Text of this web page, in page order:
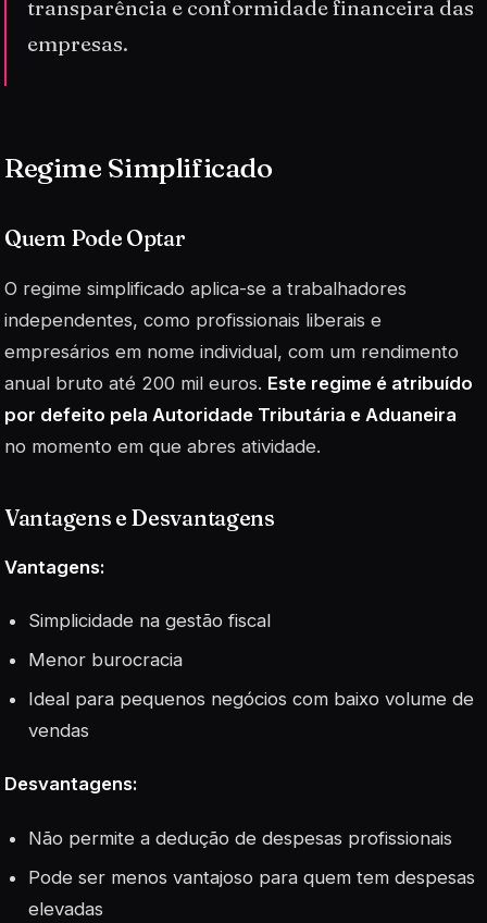
transparência e conformidade financeira das
empresas.
Regime Simplificado
Quem Pode Optar
O regime simplificado aplica-se a trabalhadores
independentes, como profissionais liberais e
empresários em nome individual, com um rendimento
anual bruto até 200 mil euros. Este regime é atribuído
por defeito pela Autoridade Tributária e Aduaneira
no momento em que abres atividade.
Vantagens e Desvantagens
Vantagens:
Simplicidade na gestão fiscal
Menor burocracia
Ideal para pequenos negócios com baixo volume de
vendas
Desvantagens:
Não permite a dedução de despesas profissionais
Pode ser menos vantajoso para quem tem despesas
elevadas